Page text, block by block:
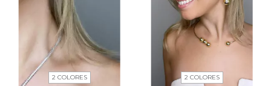
2 COLORES 2 COLORES